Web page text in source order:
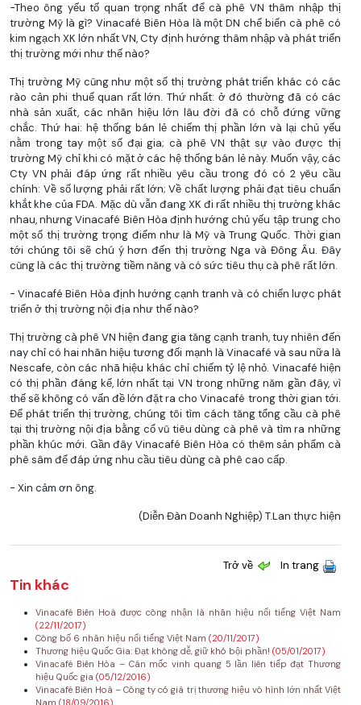
-Theo ông yếu tố quan trọng nhất để cà phê VN thâm nhập thị
trường Mỹ là gì? Vinacafé Biên Hòa là một DN chế biến cà phê có
kim ngạch XK lớn nhất VN, Cty định hướng thâm nhập và phát triển
thị trường mới như thế nào?
Thị trường Mỹ cũng như một số thị trường phát triển khác có các
rào cản phi thuế quan rất lớn. Thứ nhất: ở đó thường đã có các
nhà sản xuất, các nhãn hiệu lớn lâu đời đã có chỗ đứng vững
chắc. Thứ hai: hệ thống bán lẻ chiếm thị phần lớn và lại chủ yếu
nằm trong tay một số đại gia; cà phê VN thật sự vào được thị
trường Mỹ chỉ khi có mặt ở các hệ thống bán lẻ này. Muốn vậy, các
Cty VN phải đáp ứng rất nhiều yêu cầu trong đó có 2 yêu cầu
chính: Về số lượng phải rất lớn; Về chất lượng phải đạt tiêu chuẩn
khắt khe của FDA. Mặc dù vẫn đang XK đi rất nhiều thị trường khác
nhau, nhưng Vinacafé Biên Hòa định hướng chủ yếu tập trung cho
một số thị trường trọng điểm như là Mỹ và Trung Quốc. Thời gian
tới chúng tôi sẽ chú ý hơn đến thị trường Nga và Đông Âu. Đây
cũng là các thị trường tiềm năng và có sức tiêu thụ cà phê rất lớn.
- Vinacafé Biên Hòa định hướng cạnh tranh và có chiến lược phát
triển ở thị trường nội địa như thế nào?
Thị trường cà phê VN hiện đang gia tăng cạnh tranh, tuy nhiên đến
nay chỉ có hai nhãn hiệu tương đối mạnh là Vinacafé và sau nữa là
Nescafe, còn các nhã hiệu khác chỉ chiếm tỷ lệ nhỏ. Vinacafé hiện
có thị phần đáng kể, lớn nhất tại VN trong những năm gần đây, vì
thế sẽ không có vấn đề lớn đặt ra cho Vinacafé trong thời gian tới.
Để phát triển thị trường, chúng tôi tìm cách tăng tổng cầu cà phê
tại thị trường nội địa bằng cổ vũ tiêu dùng cà phê và tìm ra những
phần khúc mới. Gần đây Vinacafé Biên Hòa có thêm sản phẩm cà
phê sâm để đáp ứng nhu cầu tiêu dùng cà phê cao cấp.
- Xin cảm ơn ông.
(Diễn Đàn Doanh Nghiệp) T.Lan thực hiện
Trở về In trang
Tin khác
Vinacafé Biên Hoà được công nhận là nhãn hiệu nổi tiếng Việt Nam
(22/11/2017)
Công bố 6 nhãn hiệu nổi tiếng Việt Nam (20/11/2017)
Thương hiệu Quốc Gia: Đạt không dễ, giữ khó bội phần! (05/01/2017)
Vinacafé Biên Hòa – Cán mốc vinh quang 5 lần liên tiếp đạt Thương
hiệu Quốc gia (05/12/2016)
Vinacafé Biên Hoà – Công ty có giá trị thương hiệu vô hình lớn nhất Việt
Nam (18/09/2016)